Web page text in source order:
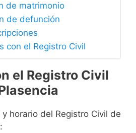
de matrimonio
de defunción
con el Registro Civil
el Registro Civil
horario del Registro Civil de